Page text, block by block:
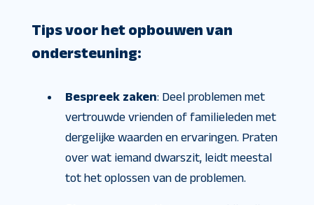
Tips voor het opbouwen van
ondersteuning:
Bespreek zaken: Deel problemen met
vertrouwde vrienden of familieleden met
dergelijke waarden en ervaringen. Praten
over wat iemand dwarszit, leidt meestal
tot het oplossen van de problemen.